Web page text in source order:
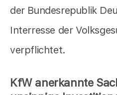
der Bundesrepublik
Interresse der
verpflichtet.
KfW anerkannte